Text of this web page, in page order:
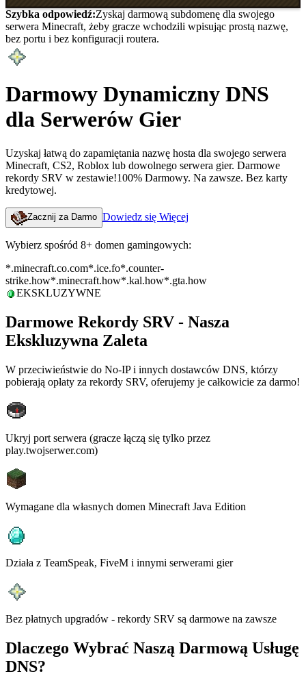
Szybka odpowiedź:Zyskaj darmową subdomenę dla swojego
serwera Minecraft, żeby gracze wchodzili wpisując prostą nazwę,
bez portu i bez konfiguracji routera.
Darmowy Dynamiczny DNS
dla Serwerów Gier
Uzyskaj łatwą do zapamiętania nazwę hosta dla swojego serwera
Minecraft, CS2, Roblox lub dowolnego serwera gier. Darmowe
rekordy SRV w zestawie!100% Darmowy. Na zawsze. Bez karty
kredytowej.
Zacznij za Darmo Dowiedz się Więcej
Wybierz spośród 8+ domen gamingowych:
*.minecraft.co.com*.ice.fo*.counter-
strike.how*.minecraft.how*.kal.how*.gta.how
EKSKLUZYWNE
Darmowe Rekordy SRV - Nasza
Ekskluzywna Zaleta
W przeciwieństwie do No-IP i innych dostawców DNS, którzy
pobierają opłaty za rekordy SRV, oferujemy je całkowicie za darmo!
Ukryj port serwera (gracze łączą się tylko przez
play.twojserwer.com)
Wymagane dla własnych domen Minecraft Java Edition
Działa z TeamSpeak, FiveM i innymi serwerami gier
Bez płatnych upgradów - rekordy SRV są darmowe na zawsze
Dlaczego Wybrać Naszą Darmową Usługę
DNS?